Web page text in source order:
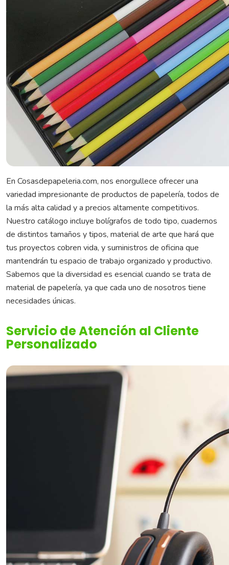
En Cosasdepapeleria.com, nos enorgullece ofrecer una
variedad impresionante de productos de papelería, todos de
la más alta calidad y a precios altamente competitivos.
Nuestro catálogo incluye bolígrafos de todo tipo, cuadernos
de distintos tamaños y tipos, material de arte que hará que
tus proyectos cobren vida, y suministros de oficina que
mantendrán tu espacio de trabajo organizado y productivo.
Sabemos que la diversidad es esencial cuando se trata de
material de papelería, ya que cada uno de nosotros tiene
necesidades únicas.
Servicio de Atención al Cliente
Personalizado